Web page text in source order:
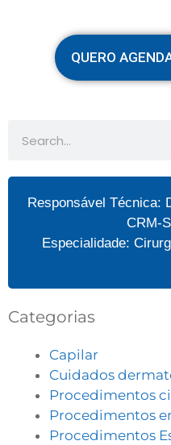
QUERO
Responsável Técnica:
CRM-
Especialidade:
Categorias
Capilar
Cuidados
Procedimentos
Procedimentos
Procedimentos